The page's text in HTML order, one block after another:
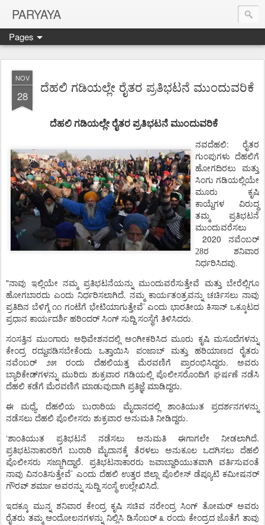
PARYAYA
Pages
NOV
28
ದೆಹಲಿ ಗಡಿಯಲ್ಲೇ ರೈತರ ಪ್ರತಿಭಟನೆ ಮುಂದುವರಿಕೆ
ದೆಹಲಿ ಗಡಿಯಲ್ಲೇ ರೈತರ ಪ್ರತಿಭಟನೆ ಮುಂದುವರಿಕೆ
ನವದೆಹಲಿ:
ರೈತರ
ಗುಂಪುಗಳು ದೆಹಲಿಗೆ
ಹೋಗದಿರಲು
ಮತ್ತು
ಸಿಂಗು ಗಡಿಯಲ್ಲಿಯೇ
ಮೂರು
ಕೃಷಿ
ಕಾಯ್ದೆಗಳ
ವಿರುದ್ಧ
ತಮ್ಮ
ಪ್ರತಿಭಟನೆ
ಮುಂದುವರೆಸಲು
2020
ನವೆಂಬರ್
28ರ ಶನಿವಾರ
ನಿರ್ಧರಿಸಿದವು.
"ನಾವು ಇಲ್ಲಿಯೇ ನಮ್ಮ ಪ್ರತಿಭಟನೆಯನ್ನು ಮುಂದುವರೆಸುತ್ತೇವೆ ಮತ್ತು ಬೇರೆಲ್ಲಿಗೂ
ಹೋಗಬಾರದು ಎಂದು ನಿರ್ಧರಿಸಲಾಗಿದೆ. ನಮ್ಮ ಕಾರ್ಯತಂತ್ರವನ್ನು ಚರ್ಚಿಸಲು ನಾವು
ಪ್ರತಿದಿನ ಬೆಳಿಗ್ಗೆ ೧೧ ಗಂಟೆಗೆ ಭೇಟಿಯಾಗುತ್ತೇವೆ’ಎಂದು ಭಾರತೀಯ ಕಿಸಾನ್ ಒಕ್ಕೂಟದ
ಪ್ರಧಾನ ಕಾರ್ಯದರ್ಶಿ ಹರಿಂದರ್ ಸಿಂಗ್ ಸುದ್ದಿ ಸಂಸ್ಥೆಗೆ ತಿಳಿಸಿದರು.
ಸಂಸತ್ತಿನ ಮುಂಗಾರು ಅಧಿವೇಶನದಲ್ಲಿ ಅಂಗೀಕರಿಸಿದ ಮೂರು ಕೃಷಿ ಮಸೂದೆಗಳನ್ನು
ಕೇಂದ್ರ
ರದ್ದುಪಡಿಸಬೇಕೆಂದು ಒತ್ತಾಯಿಸಿ ಪಂಜಾಬ್ ಮತ್ತು ಹರಿಯಾಣದ
ರೈತರು
ನವೆಂಬರ್
೨೫ ರಂದು ದೆಹಲಿಯತ್ತ ಮೆರವಣಿಗೆ ಪ್ರಾರಂಭಿಸಿದ್ದರು.
ಅವರು
ಬ್ಯಾರಿಕೇಡ್‌ಗಳನ್ನು ಮುರಿದು ಶುಕ್ರವಾರ ಗಡಿಯಲ್ಲಿ ಪೊಲೀಸರೊಂದಿಗೆ ಘರ್ಷಣೆ ನಡೆಸಿ
ದೆಹಲಿ ಕಡೆಗೆ ಮೆರವಣಿಗೆ ಮಾಡುವುದಾಗಿ ಪ್ರತಿಜ್ಞೆ ಮಾಡಿದ್ದರು.
ಈ ಮಧ್ಯೆ, ದೆಹಲಿಯ ಬುರಾರಿಯ ಮೈದಾನದಲ್ಲಿ ಶಾಂತಿಯುತ
ಪ್ರದರ್ಶನಗಳನ್ನು
ನಡೆಸಲು ದೆಹಲಿ ಪೊಲೀಸರು ಶುಕ್ರವಾರ ಅನುಮತಿ ನೀಡಿದ್ದರು.
‘ಶಾಂತಿಯುತ ಪ್ರತಿಭಟನೆ ನಡೆಸಲು ಅನುಮತಿ ಈಗಾಗಲೇ ನೀಡಲಾಗಿದೆ.
ಪ್ರತಿಭಟನಾಕಾರರಿಗೆ ಬುರಾರಿ ಮೈದಾನಕ್ಕೆ ತೆರಳಲು ಅನುಕೂಲ ಒದಗಿಸಲು
ದೆಹಲಿ
ಪೊಲೀಸರು
ಸಜ್ಜಾಗಿದ್ದಾರೆ. ಪ್ರತಿಭಟನಾಕಾರರು ಜವಾಬ್ದಾರಿಯುತವಾಗಿ
ವರ್ತಿಸುವಂತೆ
ನಾವು ವಿನಂತಿಸುತ್ತೇವೆ’ ಎಂದು ದೆಹಲಿ ಉತ್ತರ ಜಿಲ್ಲಾ ಪೊಲೀಸ್ ಡೆಪ್ಯೂಟಿ ಕಮೀಷನರ್
ಗೌರವ್ ಶರ್ಮಾ ಅವರನ್ನು ಸುದ್ದಿ ಸಂಸ್ಥೆ ಉಲ್ಲೇಖಿಸಿದೆ.
ಇದಕ್ಕೂ ಮುನ್ನ ಶನಿವಾರ ಕೇಂದ್ರ ಕೃಷಿ ಸಚಿವ ನರೇಂದ್ರ ಸಿಂಗ್ ತೋಮರ್ ಅವರು
ರೈತರು ತಮ್ಮ ಆಂದೋಲನಗಳನ್ನು ನಿಲ್ಲಿಸಿ ಡಿಸೆಂಬರ್ ೩ ರಂದು ಕೇಂದ್ರದ ಜೊತೆಗೆ ತಾವು